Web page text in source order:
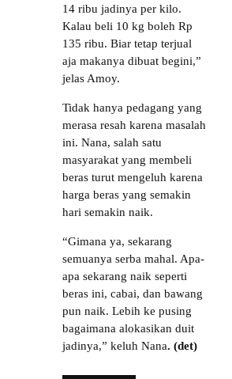
14 ribu jadinya per kilo.
Kalau beli 10 kg boleh Rp
135 ribu. Biar tetap terjual
aja makanya dibuat begini,”
jelas Amoy.
Tidak hanya pedagang yang
merasa resah karena masalah
ini. Nana, salah satu
masyarakat yang membeli
beras turut mengeluh karena
harga beras yang semakin
hari semakin naik.
“Gimana ya, sekarang
semuanya serba mahal. Apa-
apa sekarang naik seperti
beras ini, cabai, dan bawang
pun naik. Lebih ke pusing
bagaimana alokasikan duit
jadinya,” keluh Nana. (det)